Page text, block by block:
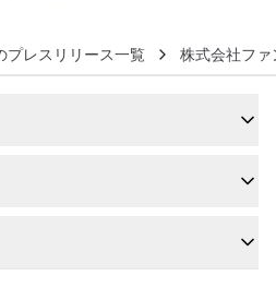
プレスリリース一覧 株式会社ファ